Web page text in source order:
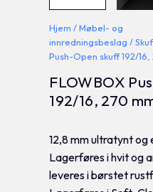
Hjem /Møbel- og
innredningsbeslag /
Push-Open skuff 192/
FLOWBOX
192/16, 270
12,8 mm ultratynt og
Lagerføres i hvit og
leveres i børstet